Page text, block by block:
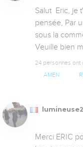
Salut  Eric, je
pensée, Par
sous la
Veuille bien
24 personnes ont
AMEN
Merci ERIC